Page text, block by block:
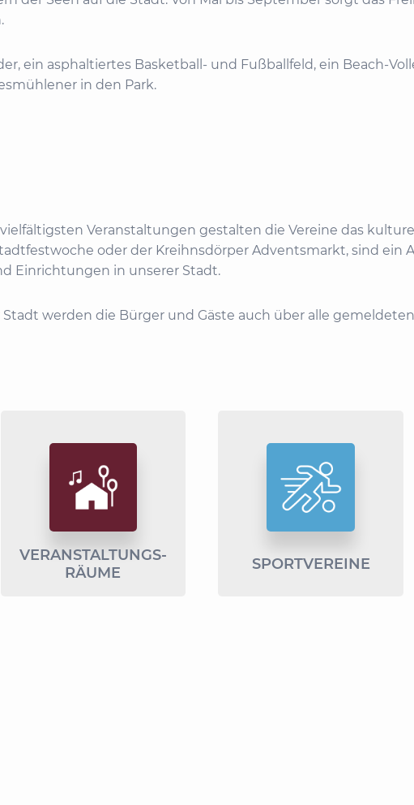
ein asphaltiertes Basketball- und Fußballfeld, ein Beach-
in den Park.
Veranstaltungen gestalten die Vereine das
oder der Kreihnsdörper Adventsmarkt, sind ein
Einrichtungen in unserer Stadt.
werden die Bürger und Gäste auch über alle
VERANSTALTUNGS­
RÄUME
SPORTVEREINE